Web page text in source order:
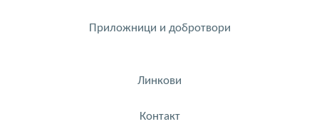
Приложници и добротвори
Линкови
Контакт